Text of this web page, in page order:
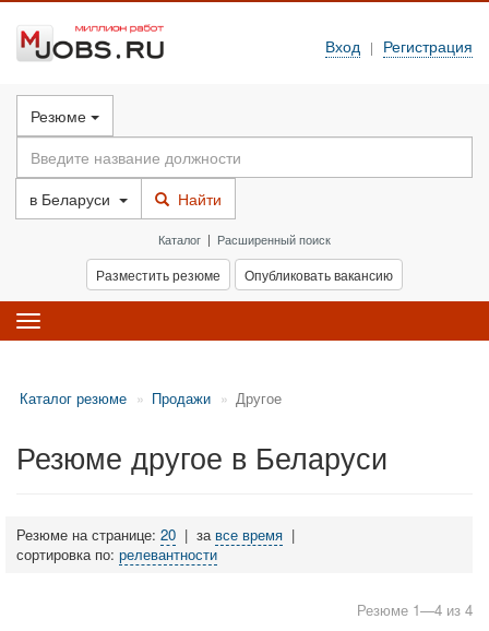
Вход | Регистрация
Резюме
в Беларуси Найти
Каталог | Расширенный поиск
Разместить резюме Опубликовать вакансию
Toggle
navigation
Каталог резюме Продажи Другое
Резюме другое в Беларуси
Резюме на странице: 20 | за все время |
сортировка по: релевантности
Резюме 1—4 из 4